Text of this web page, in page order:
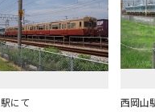
にて 西岡山